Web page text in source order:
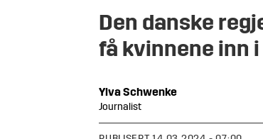
Den danske
få kvinnene inn
YlvaSchwenke
Journalist